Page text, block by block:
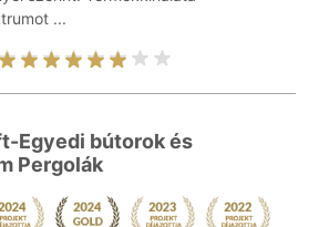
...
Egyedi bútorok és
Pergolák